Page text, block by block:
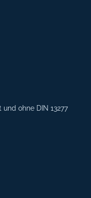
ohne DIN 13277